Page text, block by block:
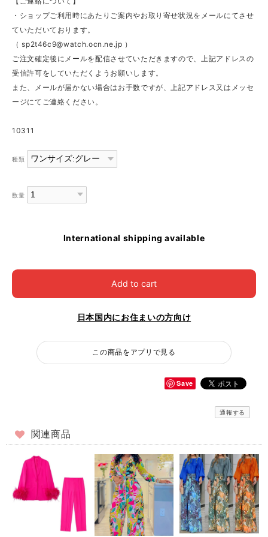
・ショップご利用時にあたりご案内やお取り寄せ状況をメールにてさせ
ていただいております。
（sp2t46c9@watch.ocn.ne.jp ）
ご注文確定後にメールを配信させていただきますので、上記アドレスの
受信許可をしていただくようお願いします。
また、メールが届かない場合はお手数ですが、上記アドレス又はメッセ
ージにてご連絡ください。
10311
種類
数量
International shipping available
Add to cart
日本国内にお住まいの方向け
この商品をアプリで見る
Save
通報する
関連商品